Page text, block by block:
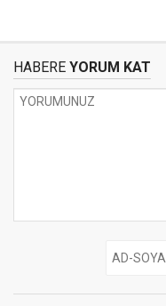
HABERE YORUM KAT